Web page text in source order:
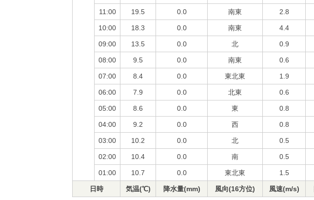
11:00 19.5 0.0 南東 2.8
10:00 18.3 0.0 南東 4.4
09:00 13.5 0.0 北 0.9
08:00 9.5 0.0 南東 0.6
07:00 8.4 0.0 東北東 1.9
06:00 7.9 0.0 北東 0.6
05:00 8.6 0.0 東 0.8
04:00 9.2 0.0 西 0.8
03:00 10.2 0.0 北 0.5
02:00 10.4 0.0 南 0.5
01:00 10.7 0.0 東北東 1.5
日時 気温(℃) 降水量(mm) 風向(16方位) 風速(m/s)